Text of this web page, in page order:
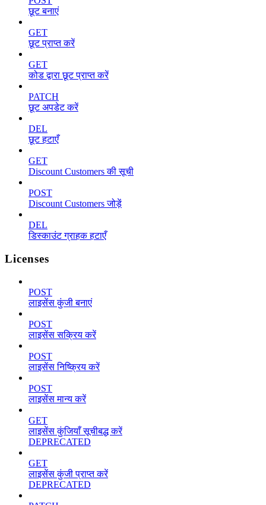
छूट बनाएं
GET
छूट प्राप्त करें
GET
कोड द्वारा छूट प्राप्त करें
PATCH
छूट अपडेट करें
DEL
छूट हटाएँ
GET
Discount Customers की सूची
POST
Discount Customers जोड़ें
DEL
डिस्काउंट ग्राहक हटाएँ
Licenses
POST
लाइसेंस कुंजी बनाएं
POST
लाइसेंस सक्रिय करें
POST
लाइसेंस निष्क्रिय करें
POST
लाइसेंस मान्य करें
GET
लाइसेंस कुंजियाँ सूचीबद्ध करें
DEPRECATED
GET
लाइसेंस कुंजी प्राप्त करें
DEPRECATED